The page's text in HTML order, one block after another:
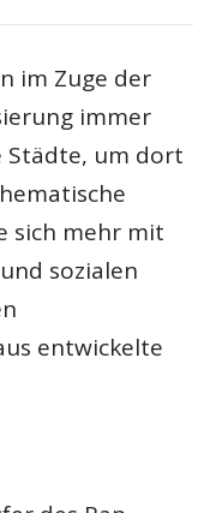
im Zuge der
immer
Städte, um dort
sich mehr mit
sozialen
entwickelte